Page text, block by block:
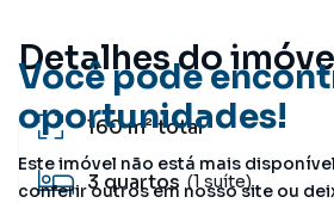
Você pode
oportunidades!
Este imóvel não está mais
conferir outros em nosso site ou
Detalhes do
160 m²total
3quartos (1 suíte)